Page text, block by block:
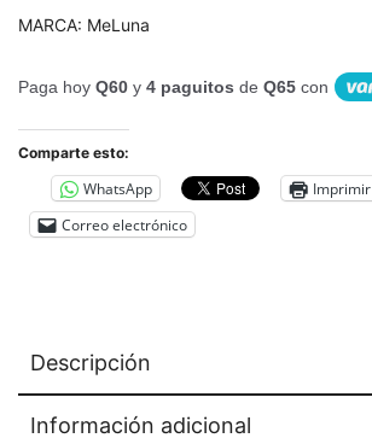
MARCA: MeLuna
Paga hoy Q60 y 4 paguitos de Q65 con
Comparte esto:
WhatsApp
Imprimir
Correo electrónico
Descripción
Información adicional